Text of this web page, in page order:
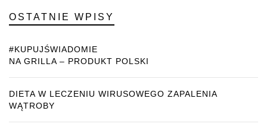
OSTATNIE WPISY
#KUPUJŚWIADOMIE
NA GRILLA – PRODUKT POLSKI
DIETA W LECZENIU WIRUSOWEGO ZAPALENIA
WĄTROBY